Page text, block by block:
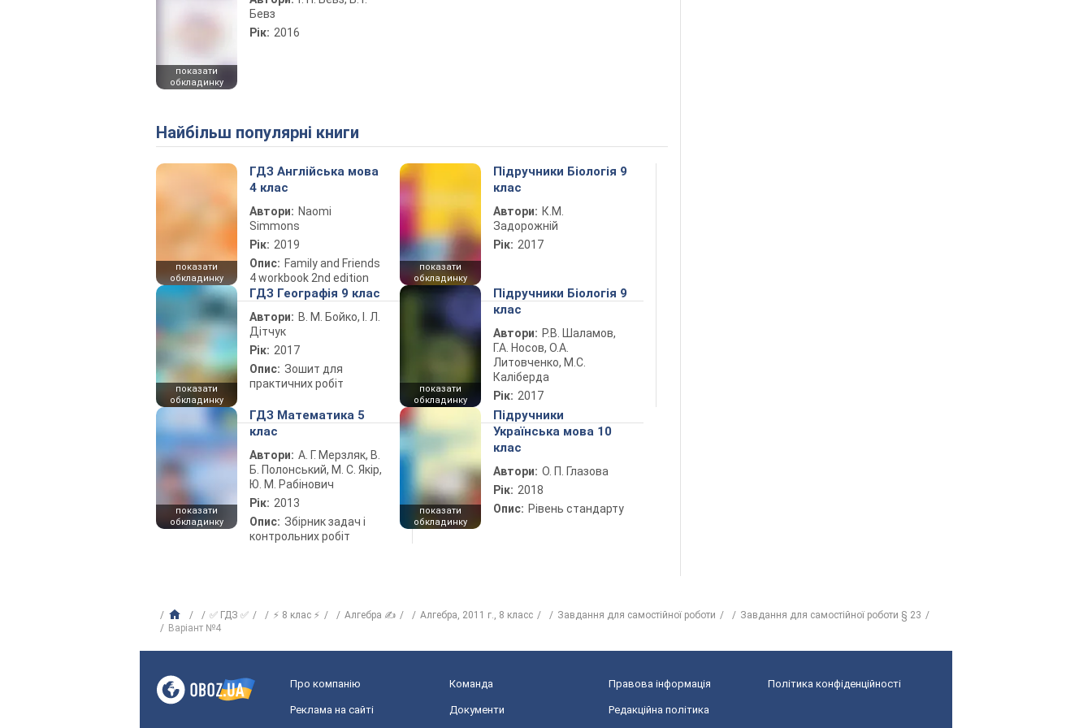
показати
обкладинку
Бевз
Рік: 2016
Найбільш популярні книги
показати
обкладинку
ГДЗ Англійська мова
4 клас
Автори: Naomi
Simmons
Рік: 2019
Опис: Family and Friends
4 workbook 2nd edition
показати
обкладинку
Підручники Біологія 9
клас
Автори: К.М.
Задорожній
Рік: 2017
показати
обкладинку
ГДЗ Географія 9 клас
Автори: В. М. Бойко, І. Л.
Дітчук
Рік: 2017
Опис: Зошит для
практичних робіт
показати
обкладинку
Підручники Біологія 9
клас
Автори: Р.В. Шаламов,
Г.А. Носов, О.А.
Литовченко, М.С.
Каліберда
Рік: 2017
показати
обкладинку
ГДЗ Математика 5
клас
Автори: А. Г. Мерзляк, В.
Б. Полонський, М. С. Якір,
Ю. М. Рабінович
Рік: 2013
Опис: Збірник задач і
контрольних робіт
показати
обкладинку
Підручники
Українська мова 10
клас
Автори: О. П. Глазова
Рік: 2018
Опис: Рівень стандарту
✅ ГДЗ ✅ ⚡ 8 клас ⚡ Алгебра ✍ Алгебра, 2011 г., 8 класс Завдання для самостійної роботи
Завдання для самостійної роботи § 23
Варіант №4
Про компанію Команда Правова інформація Політика конфіденційності
Реклама на сайті Документи Редакційна політика